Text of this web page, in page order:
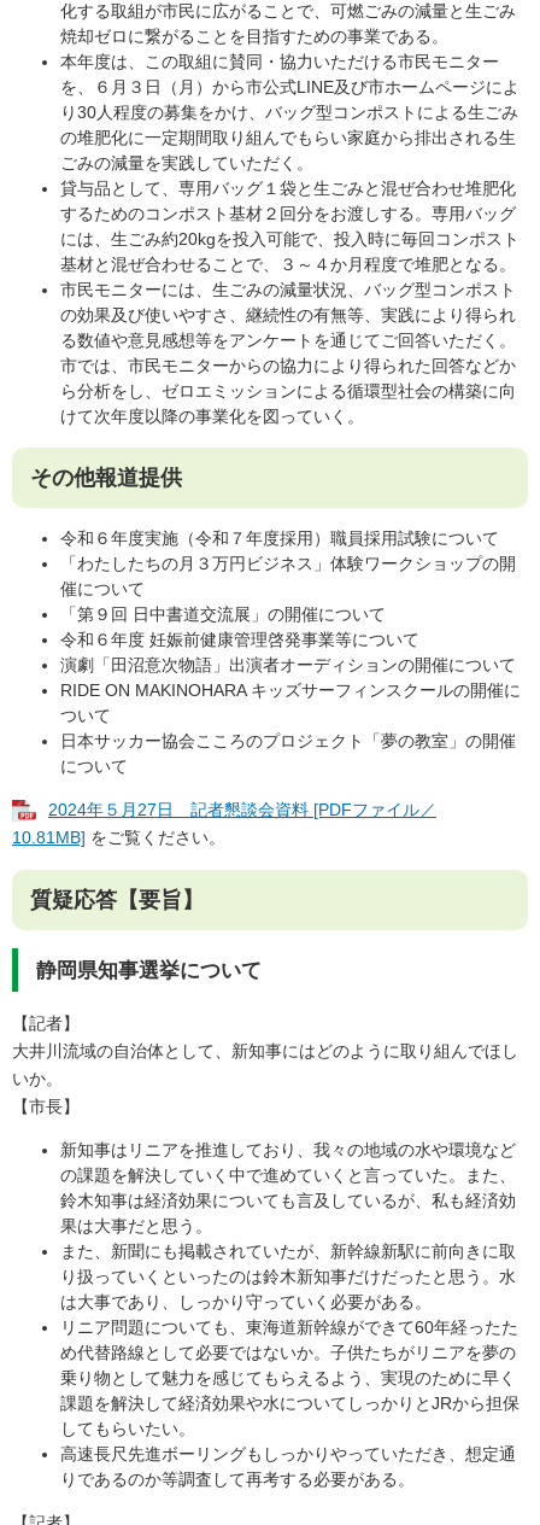
化する取組が市民に広がることで、可燃ごみの減量と生ごみ
焼却ゼロに繋がることを目指すための事業である。
本年度は、この取組に賛同・協力いただける市民モニター
を、６月３日（月）から市公式LINE及び市ホームページによ
り30人程度の募集をかけ、バッグ型コンポストによる生ごみ
の堆肥化に一定期間取り組んでもらい家庭から排出される生
ごみの減量を実践していただく。
貸与品として、専用バッグ１袋と生ごみと混ぜ合わせ堆肥化
するためのコンポスト基材２回分をお渡しする。専用バッグ
には、生ごみ約20kgを投入可能で、投入時に毎回コンポスト
基材と混ぜ合わせることで、３～４か月程度で堆肥となる。
市民モニターには、生ごみの減量状況、バッグ型コンポスト
の効果及び使いやすさ、継続性の有無等、実践により得られ
る数値や意見感想等をアンケートを通じてご回答いただく。
市では、市民モニターからの協力により得られた回答などか
ら分析をし、ゼロエミッションによる循環型社会の構築に向
けて次年度以降の事業化を図っていく。
その他報道提供
令和６年度実施（令和７年度採用）職員採用試験について
「わたしたちの月３万円ビジネス」体験ワークショップの開
催について
「第９回 日中書道交流展」の開催について
令和６年度 妊娠前健康管理啓発事業等について
演劇「田沼意次物語」出演者オーディションの開催について
RIDE ON MAKINOHARA キッズサーフィンスクールの開催に
ついて
日本サッカー協会こころのプロジェクト「夢の教室」の開催
について
2024年５月27日 記者懇談会資料 [PDFファイル／
10.81MB] をご覧ください。
質疑応答【要旨】
静岡県知事選挙について
【記者】
大井川流域の自治体として、新知事にはどのように取り組んでほし
いか。
【市長】
新知事はリニアを推進しており、我々の地域の水や環境など
の課題を解決していく中で進めていくと言っていた。また、
鈴木知事は経済効果についても言及しているが、私も経済効
果は大事だと思う。
また、新聞にも掲載されていたが、新幹線新駅に前向きに取
り扱っていくといったのは鈴木新知事だけだったと思う。水
は大事であり、しっかり守っていく必要がある。
リニア問題についても、東海道新幹線ができて60年経ったた
め代替路線として必要ではないか。子供たちがリニアを夢の
乗り物として魅力を感じてもらえるよう、実現のために早く
課題を解決して経済効果や水についてしっかりとJRから担保
してもらいたい。
高速長尺先進ボーリングもしっかりやっていただき、想定通
りであるのか等調査して再考する必要がある。